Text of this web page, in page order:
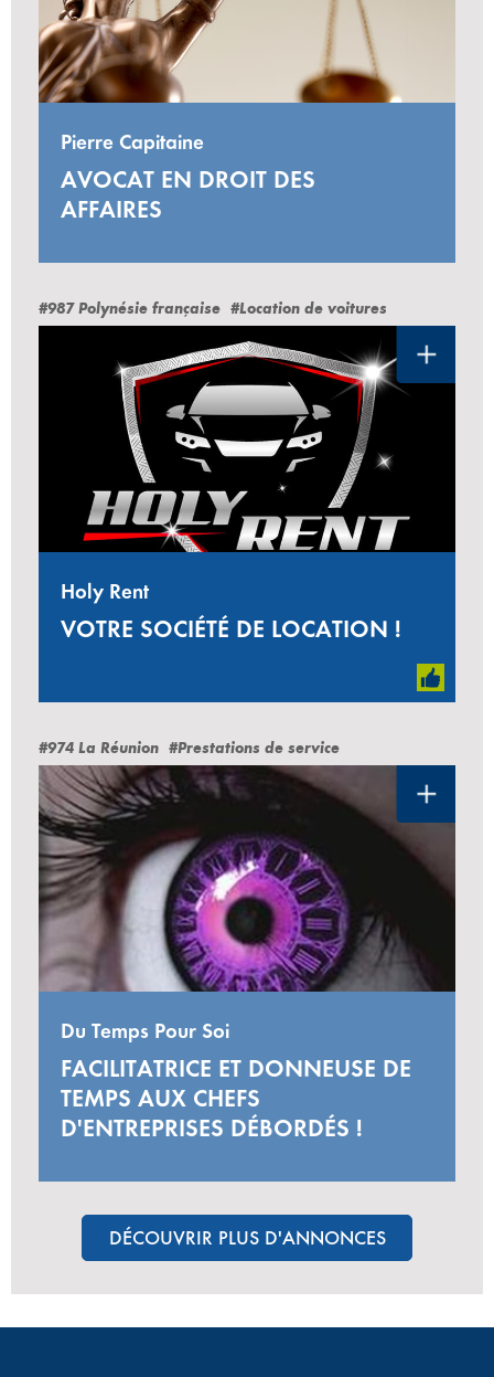
Pierre Capitaine
AVOCAT EN DROIT DES
AFFAIRES
#987 Polynésie française #Location de voitures
Holy Rent
VOTRE SOCIÉTÉ DE LOCATION !
#974 La Réunion #Prestations de service
Du Temps Pour Soi
FACILITATRICE ET DONNEUSE DE
TEMPS AUX CHEFS
D'ENTREPRISES DÉBORDÉS !
DÉCOUVRIR PLUS D'ANNONCES